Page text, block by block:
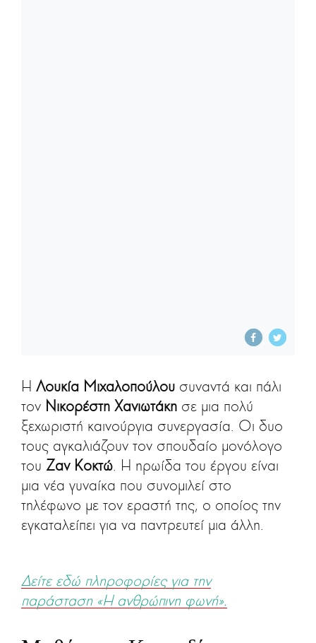
Η Λουκία Μιχαλοπούλου συναντά και πάλι
τον Νικορέστη Χανιωτάκη σε μια πολύ
ξεχωριστή καινούργια συνεργασία. Οι δυο
τους αγκαλιάζουν τον σπουδαίο μονόλογο
του Ζαν Κοκτώ. Η ηρωίδα του έργου είναι
μια νέα γυναίκα που συνομιλεί στο
τηλέφωνο με τον εραστή της, ο οποίος την
εγκαταλείπει για να παντρευτεί μια άλλη.
Δείτε εδώ πληροφορίες για την
παράσταση «Η ανθρώπινη φωνή».